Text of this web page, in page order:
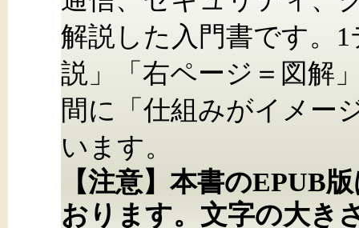
解説した入門書です。
説」「右ページ＝図解
間に「仕組みがイメー
います。
【注意】本書のEPUB
おります。文字の大き